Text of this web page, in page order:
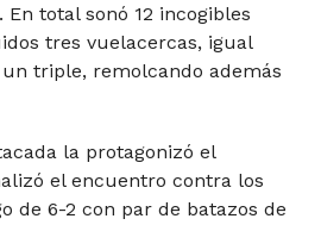
total sonó 12 incogibles
tres vuelacercas, igual
triple, remolcando además
la protagonizó el
el encuentro contra los
de 6-2 con par de batazos de